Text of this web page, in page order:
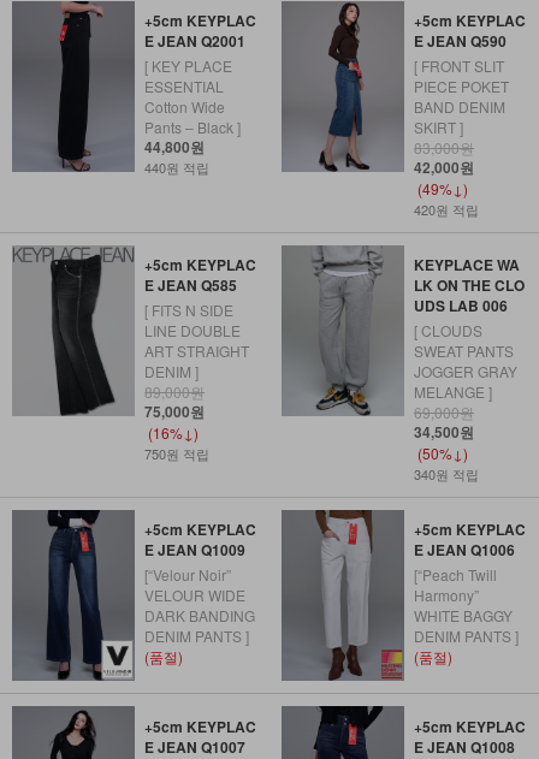
+5cm KEYPLAC
E JEAN Q2001
[ KEY PLACE
ESSENTIAL
Cotton Wide
Pants – Black ]
44,800원
440원 적립
+5cm KEYPLAC
E JEAN Q590
[ FRONT SLIT
PIECE POKET
BAND DENIM
SKIRT ]
83,000원
42,000원
(49%↓)
420원 적립
+5cm KEYPLAC
E JEAN Q585
[ FITS N SIDE
LINE DOUBLE
ART STRAIGHT
DENIM ]
89,000원
75,000원
(16%↓)
750원 적립
KEYPLACE WA
LK ON THE CLO
UDS LAB 006
[ CLOUDS
SWEAT PANTS
JOGGER GRAY
MELANGE ]
69,000원
34,500원
(50%↓)
340원 적립
+5cm KEYPLAC
E JEAN Q1009
[“Velour Noir”
VELOUR WIDE
DARK BANDING
DENIM PANTS ]
(품절)
+5cm KEYPLAC
E JEAN Q1006
[“Peach Twill
Harmony”
WHITE BAGGY
DENIM PANTS ]
(품절)
+5cm KEYPLAC
E JEAN Q1007
+5cm KEYPLAC
E JEAN Q1008